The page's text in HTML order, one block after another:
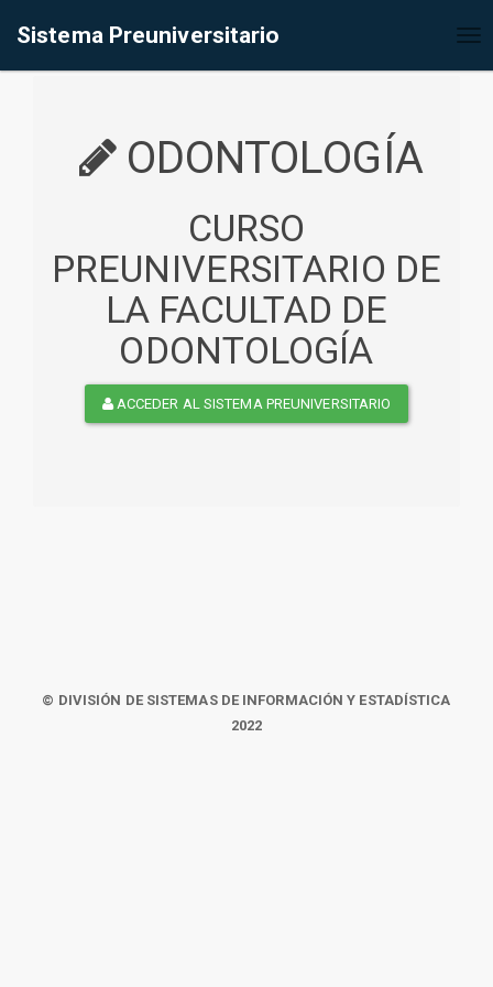
Sistema Preuniversitario
ODONTOLOGÍA
CURSO
PREUNIVERSITARIO DE
LA FACULTAD DE
ODONTOLOGÍA
ACCEDER AL SISTEMA PREUNIVERSITARIO
© DIVISIÓN DE SISTEMAS DE INFORMACIÓN Y ESTADÍSTICA
2022